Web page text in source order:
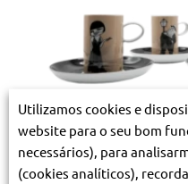
Utilizamos cookies e
website para o seu bom
necessários), para
(cookies analíticos),